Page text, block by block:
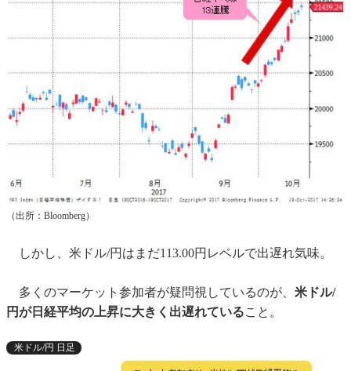
（出所：Bloomberg）
しかし、米ドル/円はまだ113.00円レベルで出遅れ気味。
多くのマーケット参加者が疑問視しているのが、 米ドル/
円が日経平均の上昇に大きく出遅れていること。
米ドル/円 日足